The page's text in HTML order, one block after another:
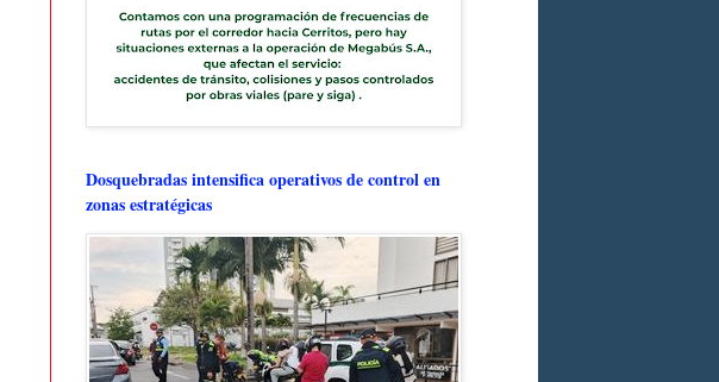
Dosquebradas intensifica operativos de control en
zonas estratégicas